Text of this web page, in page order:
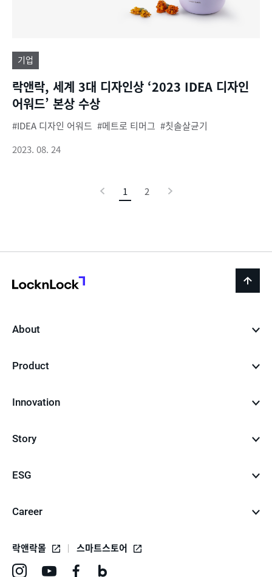
기업
락앤락, 세계 3대 디자인상 ‘2023 IDEA 디자인
어워드’ 본상 수상
IDEA 디자인 어워드 메트로 티머그
칫솔살균기
2023. 08. 24
1
이
2
back
About
Product
Innovation
Story
ESG
Career
락앤락몰 스마트스토어